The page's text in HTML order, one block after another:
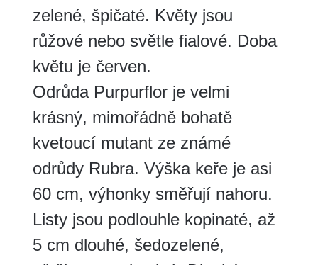
zelené, špičaté. Květy jsou
růžové nebo světle fialové. Doba
květu je červen.
Odrůda Purpurflor je velmi
krásný, mimořádně bohatě
kvetoucí mutant ze známé
odrůdy Rubra. Výška keře je asi
60 cm, výhonky směřují nahoru.
Listy jsou podlouhle kopinaté, až
5 cm dlouhé, šedozelené,